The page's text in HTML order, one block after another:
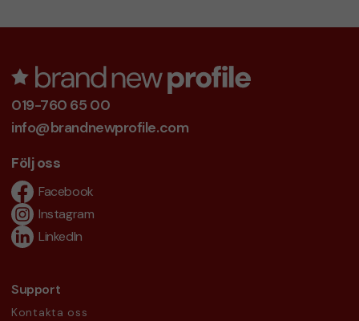
019-760 65 00
info@brandnewprofile.com
Följ oss
Facebook
Instagram
LinkedIn
Support
Kontakta oss